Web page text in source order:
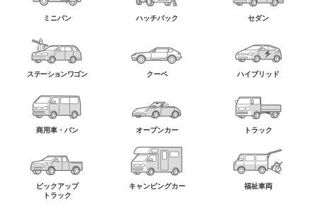
ミニバン ハッチバック セダン
ステーションワゴン クーペ ハイブリッド
商用車・バン オープンカー トラック
ピックアップ
トラック
キャンピングカー 福祉車両